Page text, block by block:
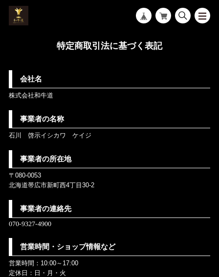
特定商取引法に基づく表記
会社名
株式会社和牛道
事業者の名称
石川 啓示イシカワ ケイジ
事業者の所在地
〒080-0053
北海道帯広市新町西4丁目30-2
事業者の連絡先
営業時間・ショップ情報など
営業時間：10:00～17:00
定休日：日・月・火